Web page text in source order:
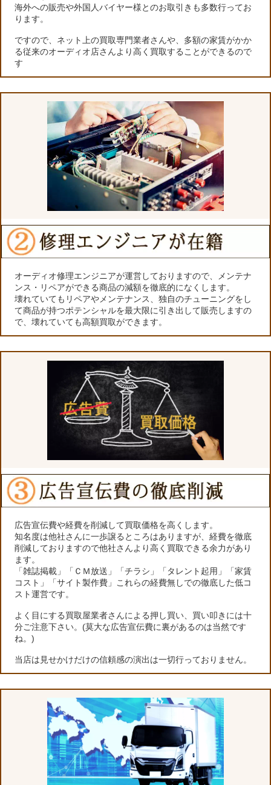
海外への販売や外国人バイヤー様とのお取引きも多数行ってお
ります。
ですので、ネット上の買取専門業者さんや、多額の家賃がかか
る従来のオーディオ店さんより高く買取することができるので
す
オーディオ修理エンジニアが運営しておりますので、メンテナ
ンス・リペアができる商品の減額を徹底的になくします。
壊れていてもリペアやメンテナンス、独自のチューニングをし
て商品が持つポテンシャルを最大限に引き出して販売しますの
で、壊れていても高額買取ができます。
広告宣伝費や経費を削減して買取価格を高くします。
知名度は他社さんに一歩譲るところはありますが、経費を徹底
削減しておりますので他社さんより高く買取できる余力があり
ます。
「雑誌掲載」「ＣＭ放送」「チラシ」「タレント起用」「家賃
コスト」「サイト製作費」これらの経費無しでの徹底した低コ
スト運営です。
よく目にする買取屋業者さんによる押し買い、買い叩きには十
分ご注意下さい。(莫大な広告宣伝費に裏があるのは当然です
ね。)
当店は見せかけだけの信頼感の演出は一切行っておりません。